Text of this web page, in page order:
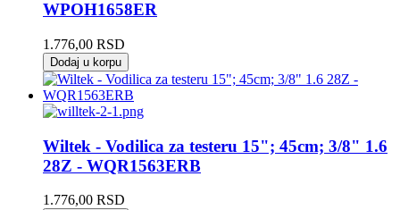
WPOH1658ER
1.776,00 RSD
Dodaj u korpu
Wiltek - Vodilica za testeru 15"; 45cm; 3/8" 1.6
28Z - WQR1563ERB
1.776,00 RSD